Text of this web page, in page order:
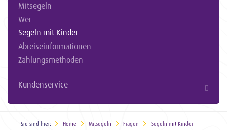
Mitsegeln
Wer
Segeln mit Kinder
Abreiseinformationen
Zahlungsmethoden
Kundenservice
Sie sind hier: Home Mitsegeln Fragen Segeln mit Kinder